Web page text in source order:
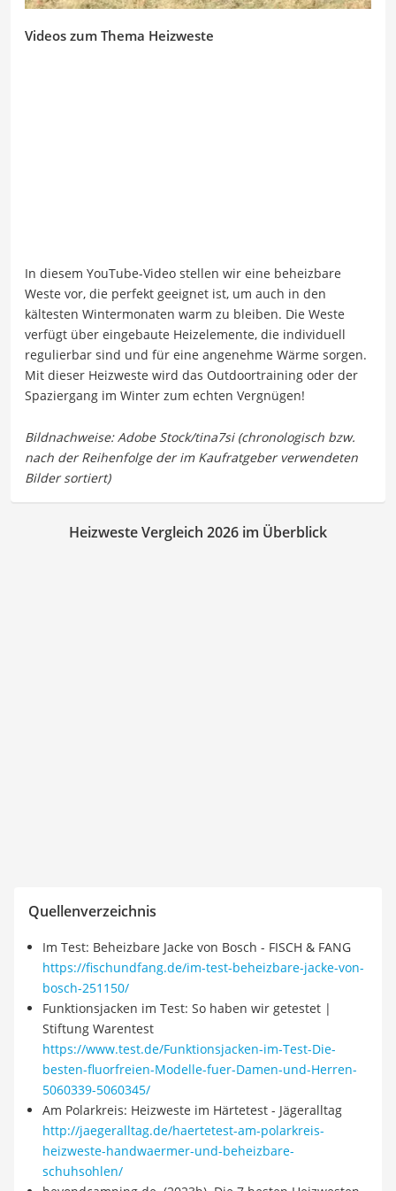
Videos zum Thema Heizweste
In diesem YouTube-Video stellen wir eine beheizbare
Weste vor, die perfekt geeignet ist, um auch in den
kältesten Wintermonaten warm zu bleiben. Die Weste
verfügt über eingebaute Heizelemente, die individuell
regulierbar sind und für eine angenehme Wärme sorgen.
Mit dieser Heizweste wird das Outdoortraining oder der
Spaziergang im Winter zum echten Vergnügen!
Heizweste Vergleich 2026 im Überblick
Quellenverzeichnis
Im Test: Beheizbare Jacke von Bosch - FISCH & FANG
https://fischundfang.de/im-test-beheizbare-jacke-von-
bosch-251150/
Funktionsjacken im Test: So haben wir getestet |
Stiftung Warentest
https://www.test.de/Funktionsjacken-im-Test-Die-
besten-fluorfreien-Modelle-fuer-Damen-und-Herren-
5060339-5060345/
Am Polarkreis: Heizweste im Härtetest - Jägeralltag
http://jaegeralltag.de/haertetest-am-polarkreis-
heizweste-handwaermer-und-beheizbare-
schuhsohlen/